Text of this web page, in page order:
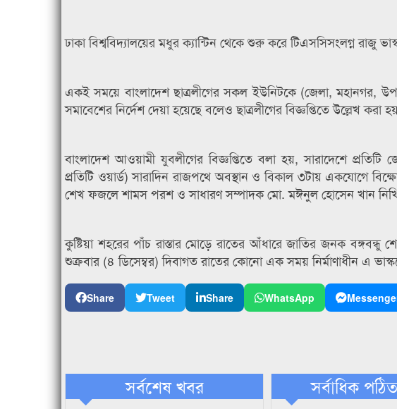
ঢাকা বিশ্ববিদ্যালয়ের মধুর ক্যান্টিন থেকে শুরু করে টিএসসিসংলগ্ন রাজু
একই সময়ে বাংলাদেশ ছাত্রলীগের সকল ইউনিটকে (জেলা, মহানগর,
সমাবেশের নির্দেশ দেয়া হয়েছে বলেও ছাত্রলীগের বিজ্ঞপ্তিতে উল্লেখ করা
বাংলাদেশ আওয়ামী যুবলীগের বিজ্ঞপ্তিতে বলা হয়, সারাদেশে
প্রতিটি ওয়ার্ড) সারাদিন রাজপথে অবস্থান ও বিকাল ৩টায় একযোগে
শেখ ফজলে শামস পরশ ও সাধারণ সম্পাদক মো. মঈনুল হোসেন খান
কুষ্টিয়া শহরের পাঁচ রাস্তার মোড়ে রাতের আঁধারে জাতির জনক বঙ্গবন্ধু
শুক্রবার (৪ ডিসেম্বর) দিবাগত রাতের কোনো এক সময় নির্মাণাধীন এ
Share Tweet Share WhatsApp
সর্বশেষ খবর সর্বাধিক